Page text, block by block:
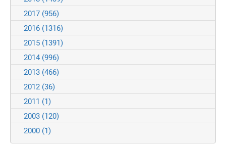
2017 (956)
2016 (1316)
2015 (1391)
2014 (996)
2013 (466)
2012 (36)
2011 (1)
2003 (120)
2000 (1)